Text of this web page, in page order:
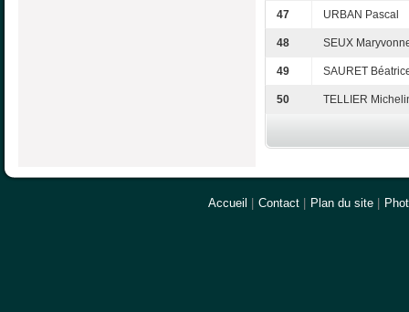
47 URBAN Pascal
48 SEUX
49 SAURET
50 TELLIER
Accueil Contact Plan du site